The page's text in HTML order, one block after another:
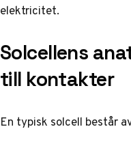
elektricitet.
Solcellens
till kontakter
En typisk solcell består